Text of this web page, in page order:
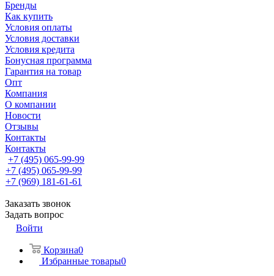
Бренды
Как купить
Условия оплаты
Условия доставки
Условия кредита
Бонусная программа
Гарантия на товар
Опт
Компания
О компании
Новости
Отзывы
Контакты
Контакты
+7 (495) 065-99-99
+7 (495) 065-99-99
+7 (969) 181-61-61
Заказать звонок
Задать вопрос
Войти
Корзина0
Избранные товары0